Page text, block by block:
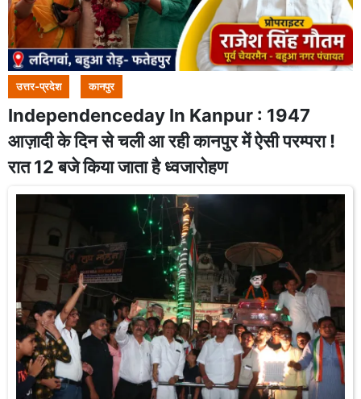
उत्तर-प्रदेश कानपुर
Independenceday In Kanpur : 1947
आज़ादी के दिन से चली आ रही कानपुर में ऐसी परम्परा !
रात 12 बजे किया जाता है ध्वजारोहण